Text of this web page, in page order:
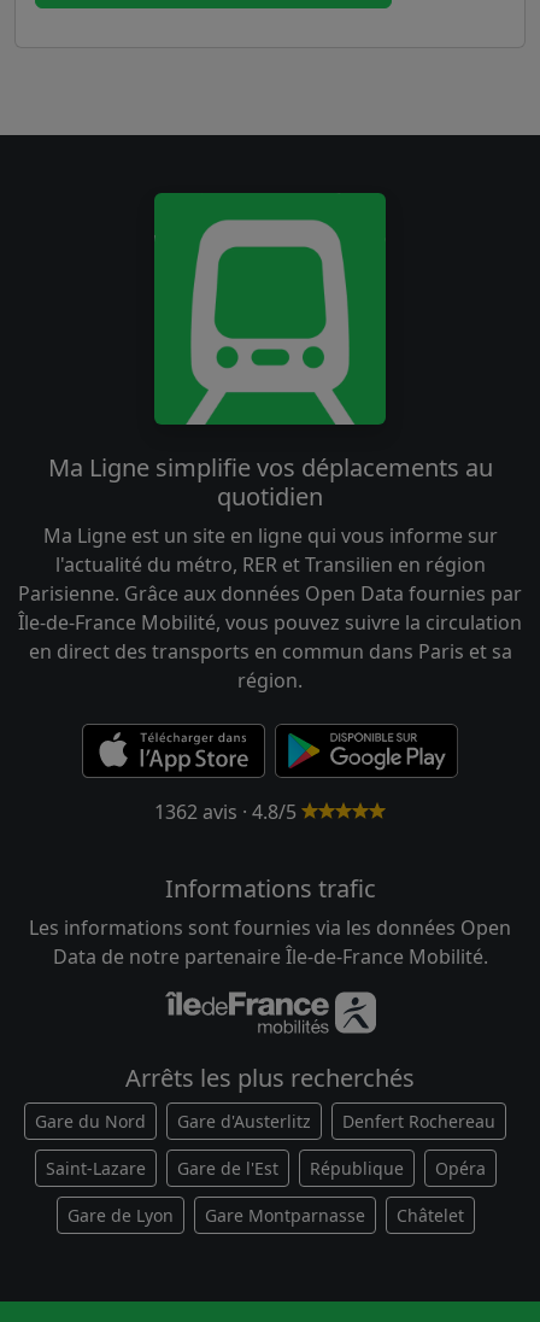
Ma Ligne simplifie vos déplacements au
quotidien
Ma Ligne est un site en ligne qui vous informe sur
l'actualité du métro, RER et Transilien en région
Parisienne. Grâce aux données Open Data fournies par
Île-de-France Mobilité, vous pouvez suivre la circulation
en direct des transports en commun dans Paris et sa
région.
1362 avis · 4.8/5
Informations trafic
Les informations sont fournies via les données Open
Data de notre partenaire Île-de-France Mobilité.
Arrêts les plus recherchés
Gare du Nord Gare d'Austerlitz Denfert Rochereau
Saint-Lazare Gare de l'Est République Opéra
Gare de Lyon Gare Montparnasse Châtelet